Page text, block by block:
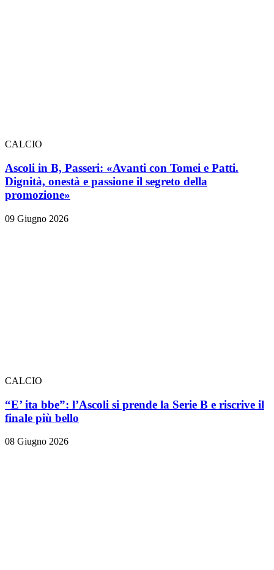
CALCIO
Ascoli in B, Passeri: «Avanti con Tomei e Patti.
Dignità, onestà e passione il segreto della
promozione»
09 Giugno 2026
CALCIO
“E’ ita bbe”: l’Ascoli si prende la Serie B e riscrive il
finale più bello
08 Giugno 2026